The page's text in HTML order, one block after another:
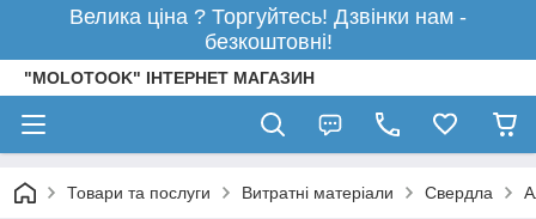
Велика ціна ? Торгуйтесь! Дзвінки нам -
безкоштовні!
"MOLOTOOK" ІНТЕРНЕТ МАГАЗИН
Товари та послуги Витратні матеріали Свердла